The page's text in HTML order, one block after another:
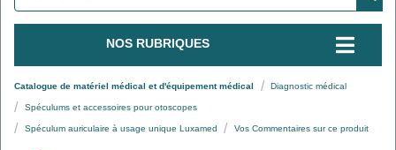
NOS RUBRIQUES
Catalogue de matériel médical et d'équipement médical Diagnostic médical
Spéculums et accessoires pour otoscopes
Spéculum auriculaire à usage unique Luxamed Vos Commentaires sur ce produit